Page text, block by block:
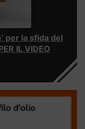
per la sfida del
IL VIDEO